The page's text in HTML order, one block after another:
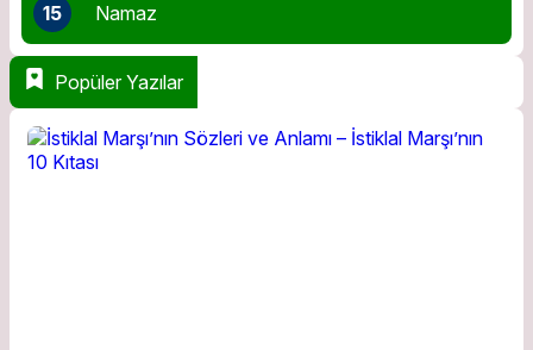
15 Namaz
Popüler Yazılar